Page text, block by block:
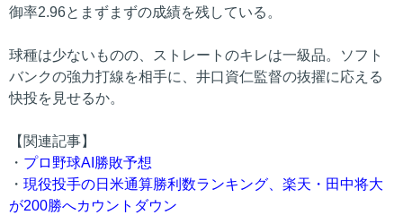
御率2.96とまずまずの成績を残している。
球種は少ないものの、ストレートのキレは一級品。ソフト
バンクの強力打線を相手に、井口資仁監督の抜擢に応える
快投を見せるか。
【関連記事】
・ プロ野球AI勝敗予想
・ 現役投手の日米通算勝利数ランキング、楽天・田中将大
が200勝へカウントダウン